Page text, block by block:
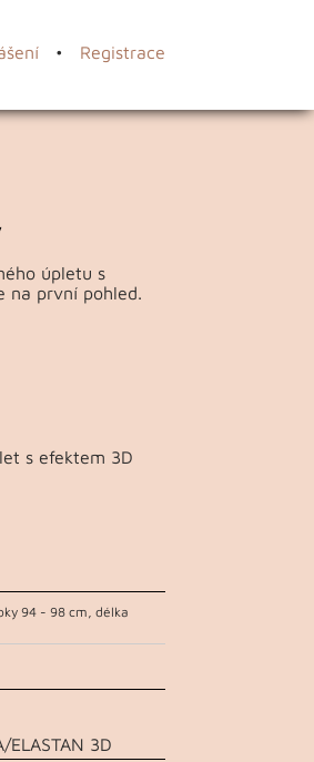
• Registrace
úpletu s
na první pohled.
s efektem 3D
94 - 98 cm, délka
ELASTAN 3D